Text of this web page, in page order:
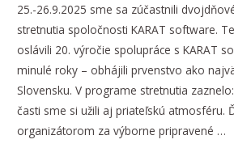
25.-26.9.2025 sme sa zúčastnili
stretnutia spoločnosti KARAT software.
oslávili 20. výročie spolupráce s KARAT
minulé roky – obhájili prvenstvo ako
Slovensku. V programe stretnutia
časti sme si užili aj priateľskú atmosféru.
organizátorom za výborne pripravené …